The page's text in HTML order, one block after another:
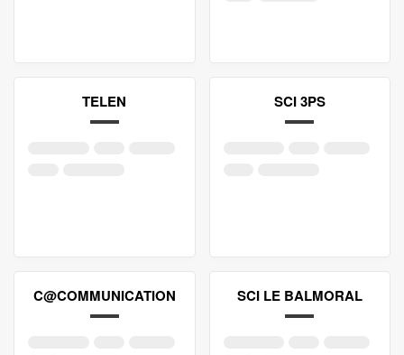
TELEN SCI 3PS
C@COMMUNICATION SCI LE BALMORAL